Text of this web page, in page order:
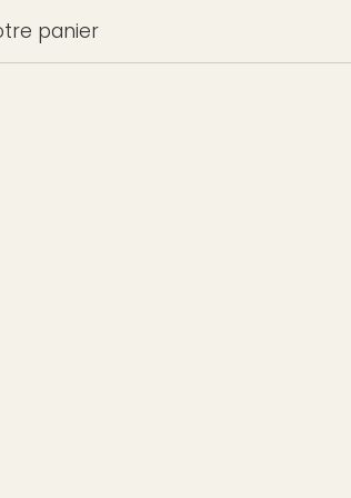
panier